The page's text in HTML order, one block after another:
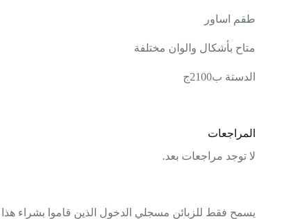
طقم اساور
متاح بأشكال والوان مختلفة
الدستة ب2100ج
المراجعات
لا توجد مراجعات بعد.
يسمح فقط للزبائن مسجلي الدخول الذين قاموا بشراء